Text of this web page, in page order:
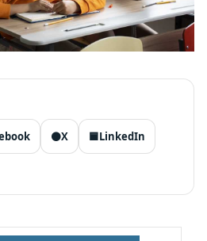
⚫X 🟦LinkedIn